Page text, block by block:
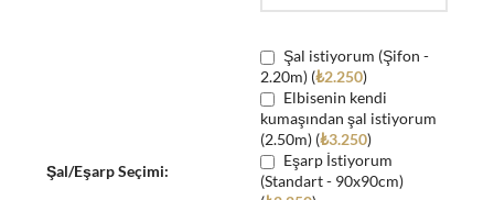
Şal/Eşarp Seçimi:
Şal istiyorum (Şifon -
2.20m) (₺2.250)
Elbisenin kendi
kumaşından şal istiyorum
(2.50m) (₺3.250)
Eşarp İstiyorum
(Standart - 90x90cm)